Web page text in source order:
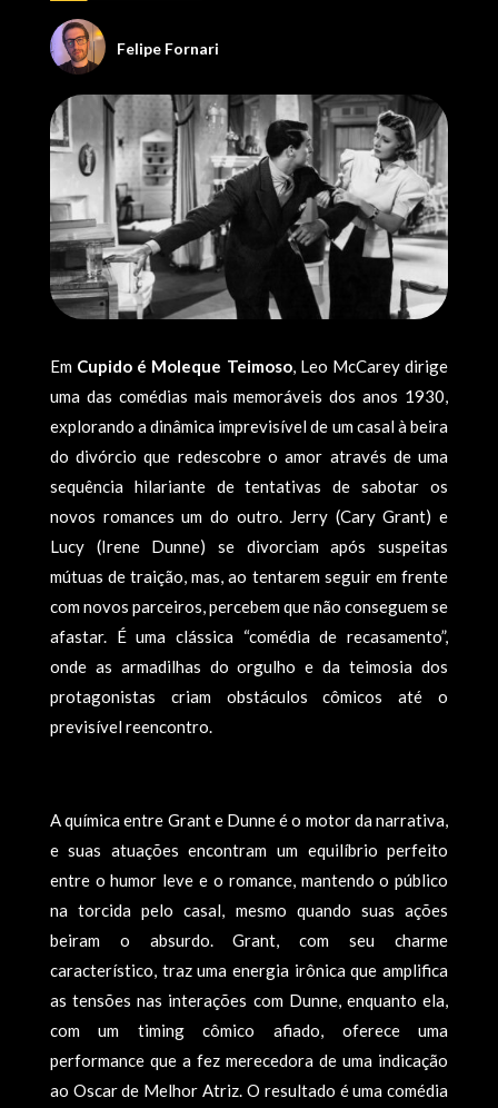
Felipe Fornari
Em Cupido é Moleque Teimoso, Leo McCarey dirige
uma das comédias mais memoráveis dos anos 1930,
explorando a dinâmica imprevisível de um casal à beira
do divórcio que redescobre o amor através de uma
sequência hilariante de tentativas de sabotar os
novos romances um do outro. Jerry (Cary Grant) e
Lucy (Irene Dunne) se divorciam após suspeitas
mútuas de traição, mas, ao tentarem seguir em frente
com novos parceiros, percebem que não conseguem se
afastar. É uma clássica “comédia de recasamento”,
onde as armadilhas do orgulho e da teimosia dos
protagonistas criam obstáculos cômicos até o
previsível reencontro.
A química entre Grant e Dunne é o motor da narrativa,
e suas atuações encontram um equilíbrio perfeito
entre o humor leve e o romance, mantendo o público
na torcida pelo casal, mesmo quando suas ações
beiram o absurdo. Grant, com seu charme
característico, traz uma energia irônica que amplifica
as tensões nas interações com Dunne, enquanto ela,
com um timing cômico afiado, oferece uma
performance que a fez merecedora de uma indicação
ao Oscar de Melhor Atriz. O resultado é uma comédia